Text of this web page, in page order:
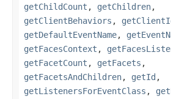
getChildCount , getChildren,
getClientBehaviors ,
getDefaultEventName,
getFacesContext ,
getFacetCount , getFacets ,
getFacetsAndChildren, getId ,
getListenersForEventClass ,